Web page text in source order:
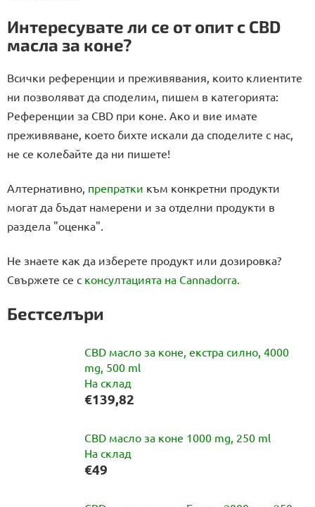
Интересувате ли се от опит с CBD
масла за коне?
Всички референции и преживявания, които клиентите
ни позволяват да споделим, пишем в категорията:
Референции за CBD при коне. Ако и вие имате
преживяване, което бихте искали да споделите с нас,
не се колебайте да ни пишете!
Алтернативно, препратки към конкретни продукти
могат да бъдат намерени и за отделни продукти в
раздела "оценка".
Не знаете как да изберете продукт или дозировка?
Свържете се с консултацията на Cannadorra.
Бестселъри
CBD масло за коне, екстра силно, 4000
mg, 500 ml
На склад
€139,82
CBD масло за коне 1000 mg, 250 ml
На склад
€49